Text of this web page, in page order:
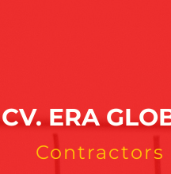
CV. ERA
Contractors